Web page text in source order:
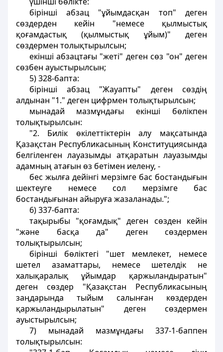
бiрiншi абзац "ұйымдасқан топ" деген
сөздерден кейiн "немесе қылмыстық
қоғамдастық (қылмыстық ұйым)" деген
сөздермен толықтырылсын;
екiншi абзацтағы "жетi" деген сөз "он" деген
сөзбен ауыстырылсын;
5) 328-бапта:
бiрiншi абзац "Жауапты" деген сөздiң
алдынан "1." деген цифрмен толықтырылсын;
мынадай мазмұндағы екiншi бөлiкпен
толықтырылсын:
"2. Билiк өкiлеттiктерiн алу мақсатында
Қазақстан Республикасының Конституциясында
белгiленген лауазымды атқаратын лауазымды
адамның атағын өз бетiмен иелену, -
бес жылға дейiнгi мерзiмге бас бостандығын
шектеуге немесе сол мерзiмге бас
бостандығынан айыруға жазаланады.";
6) 337-бапта:
тақырыбы "қоғамдық" деген сөзден кейiн
"және басқа да" деген сөздермен
толықтырылсын;
бiрiншi бөлiктегi "шет мемлекет, немесе
шетел азаматтары, немесе шетелдiк не
халықаралық ұйымдар қаржыландыратын"
деген сөздер "Қазақстан Республикасының
заңдарында тыйым салынған көздерден
қаржыландырылатын" деген сөздермен
ауыстырылсын;
7) мынадай мазмұндағы 337-1-баппен
толықтырылсын: